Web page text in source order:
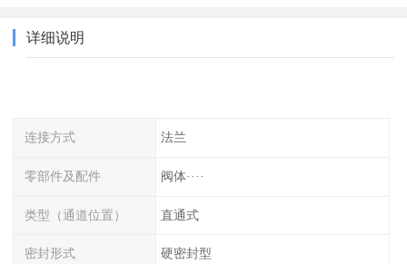
详细说明
连接方式 法兰
零部件及配件 阀体····
类型（通道位置） 直通式
密封形式 硬密封型